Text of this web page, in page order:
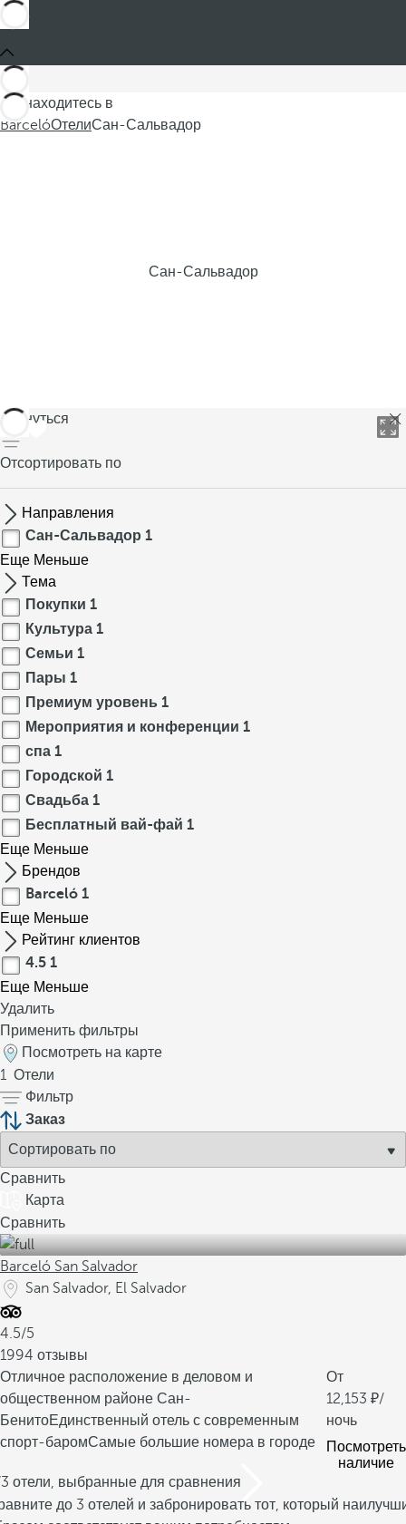
Вы находитесь в
BarcelóОтелиСан-Сальвадор
Сан-Сальвадор
вернуться
Отсортировать по
Направления
Сан-Сальвадор 1
Еще Меньше
Тема
Покупки 1
Культура 1
Семьи 1
Пары 1
Премиум уровень 1
Мероприятия и конференции 1
спа 1
Городской 1
Свадьба 1
Бесплатный вай-фай 1
Еще Меньше
Брендов
Barceló 1
Еще Меньше
Рейтинг клиентов
4.5 1
Еще Меньше
Удалить
Применить фильтры
Посмотреть на карте
1 Отели
Фильтр
Заказ
Сравнить
Карта
Сравнить
Barceló San Salvador
San Salvador, El Salvador
4.5/5
1994 отзывы
Отличное расположение в деловом и
общественном районе Сан-
БенитоЕдинственный отель с современным
спорт-баромСамые большие номера в городе
От
12,153
/
ночь
Посмотреть
наличие
отели, выбранные для сравнения
до 3 отелей и забронировать тот, который